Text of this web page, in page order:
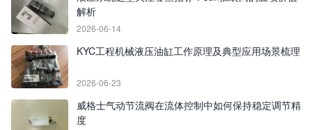
解析
2026-06-14
KYC工程机械液压油缸工作原理及典型应用场景梳理
2026-06-23
威格士气动节流阀在流体控制中如何保持稳定调节精
度